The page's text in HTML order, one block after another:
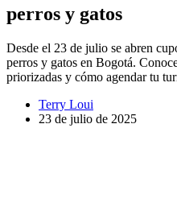
perros y gatos
Desde el 23 de julio se abren
perros y gatos en Bogotá.
priorizadas y cómo agendar tu
Terry Loui
23 de julio de 2025